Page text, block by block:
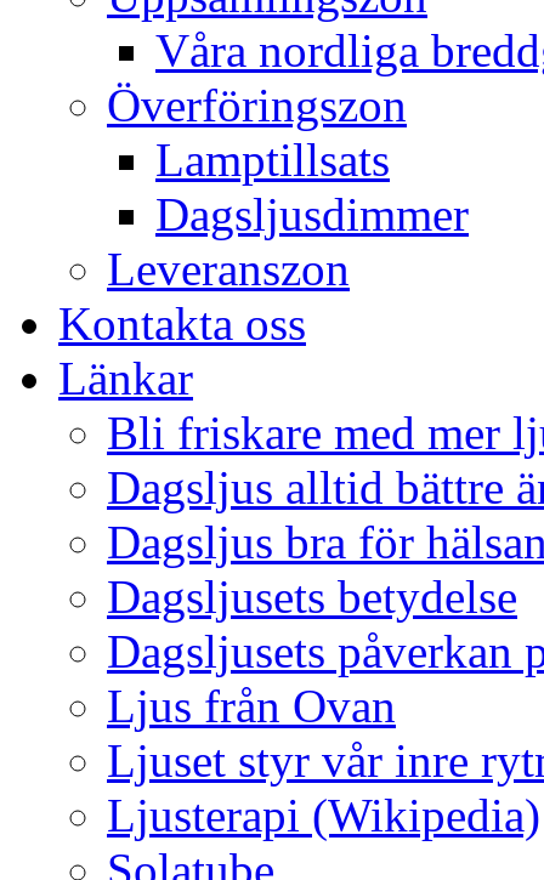
Våra nordliga
Överföringszon
Lamptillsats
Dagsljusdimmer
Leveranszon
Kontakta oss
Länkar
Bli friskare med mer
Dagsljus alltid bättre
Dagsljus bra för
Dagsljusets betydelse
Dagsljusets påverkan
Ljus från Ovan
Ljuset styr vår inre
Ljusterapi (Wikipedia)
Solatube